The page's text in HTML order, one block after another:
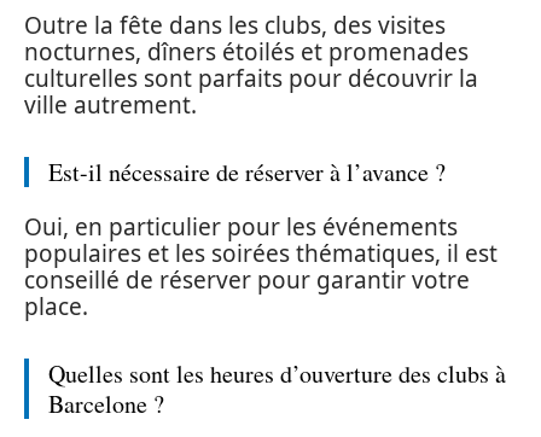
Outre la fête dans les clubs, des visites
nocturnes, dîners étoilés et promenades
culturelles sont parfaits pour découvrir la
ville autrement.
Est-il nécessaire de réserver à l’avance ?
Oui, en particulier pour les événements
populaires et les soirées thématiques, il est
conseillé de réserver pour garantir votre
place.
Quelles sont les heures d’ouverture des clubs à
Barcelone ?